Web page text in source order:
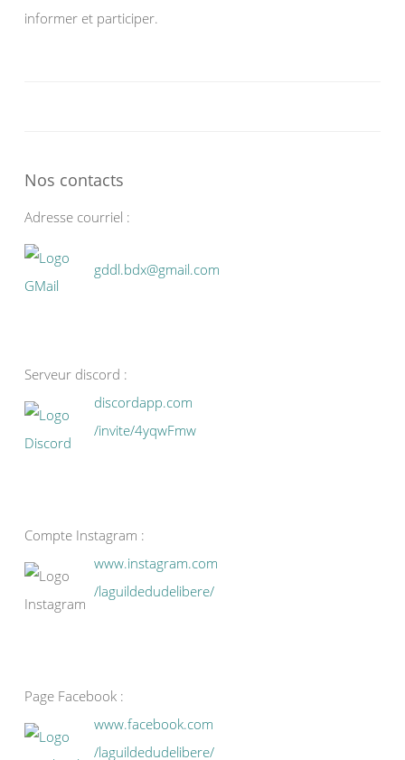
informer et participer.
Nos contacts
Adresse courriel :
gddl.bdx@gmail.com
Serveur discord :
discordapp.com
/invite/4yqwFmw
Compte Instagram :
www.instagram.com
/laguildedudelibere/
Page Facebook :
www.facebook.com
/laguildedudelibere/